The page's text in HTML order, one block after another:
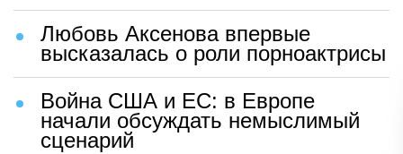
Любовь Аксенова впервые
высказалась о роли порноактрисы
Война США и ЕС: в Европе
начали обсуждать немыслимый
сценарий